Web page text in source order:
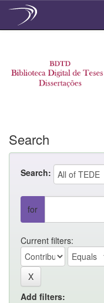
Search
Search:
for
Current filters:
Add filters: